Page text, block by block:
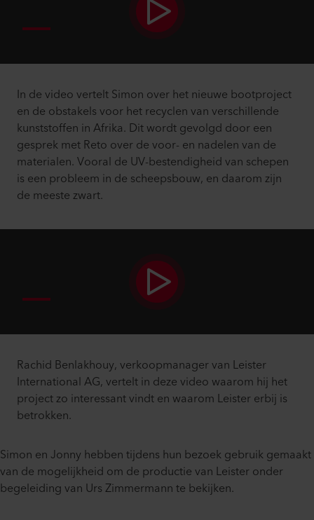
In de video vertelt Simon over het nieuwe bootproject
en de obstakels voor het recyclen van verschillende
kunststoffen in Afrika. Dit wordt gevolgd door een
gesprek met Reto over de voor- en nadelen van de
materialen. Vooral de UV-bestendigheid van schepen
is een probleem in de scheepsbouw, en daarom zijn
de meeste zwart.
Rachid Benlakhouy, verkoopmanager van Leister
International AG, vertelt in deze video waarom hij het
project zo interessant vindt en waarom Leister erbij is
betrokken.
Simon en Jonny hebben tijdens hun bezoek gebruik gemaakt
van de mogelijkheid om de productie van Leister onder
begeleiding van Urs Zimmermann te bekijken.